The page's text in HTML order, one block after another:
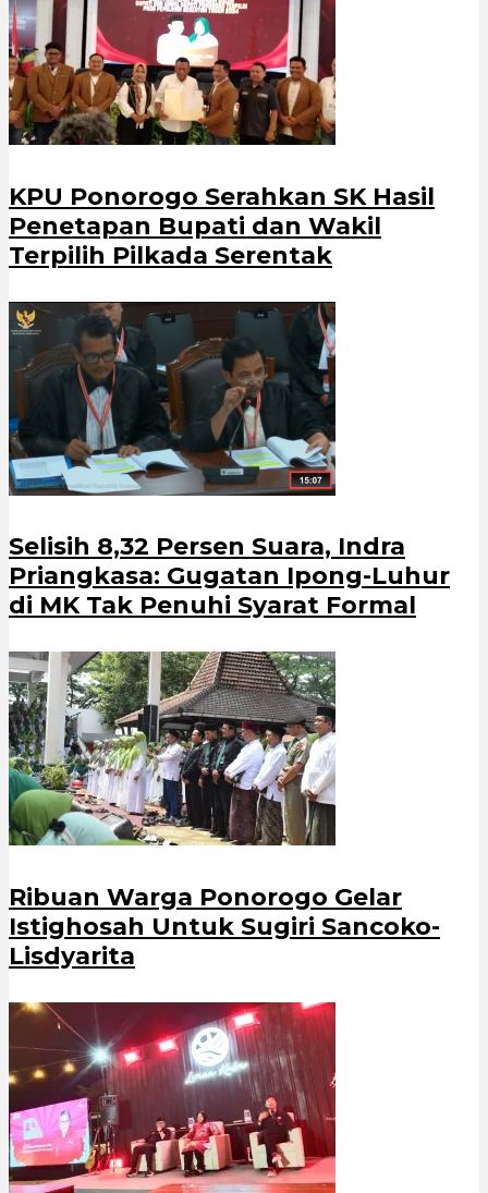
KPU Ponorogo Serahkan SK Hasil
Penetapan Bupati dan Wakil
Terpilih Pilkada Serentak
Selisih 8,32 Persen Suara, Indra
Priangkasa: Gugatan Ipong-Luhur
di MK Tak Penuhi Syarat Formal
Ribuan Warga Ponorogo Gelar
Istighosah Untuk Sugiri Sancoko-
Lisdyarita